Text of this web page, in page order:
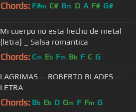
Chords: F#m C# Bm D A F# G#
Mi cuerpo no esta hecho de metal
{letra} _ Salsa romantica
Chords: Cm Eb Fm Bb F C G
LAGRIMAS -- ROBERTO BLADES --
LETRA
Chords: Bb Eb D Gm F Fm G